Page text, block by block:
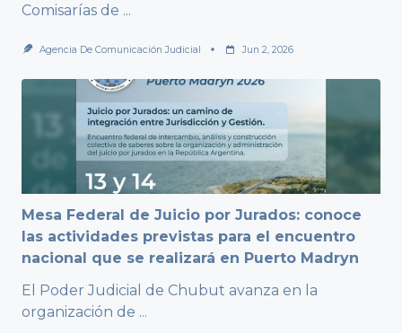
Comisarías de ...
Agencia De Comunicación Judicial Jun 2, 2026
Mesa Federal de Juicio por Jurados: conoce
las actividades previstas para el encuentro
nacional que se realizará en Puerto Madryn
El Poder Judicial de Chubut avanza en la
organización de ...